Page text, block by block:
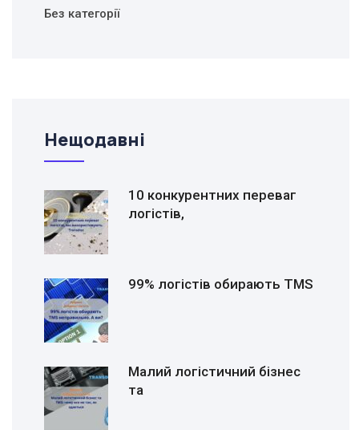
Без категорії
Нещодавні
10 конкурентних переваг
логістів,
99% логістів обирають TMS
Малий логістичний бізнес
та